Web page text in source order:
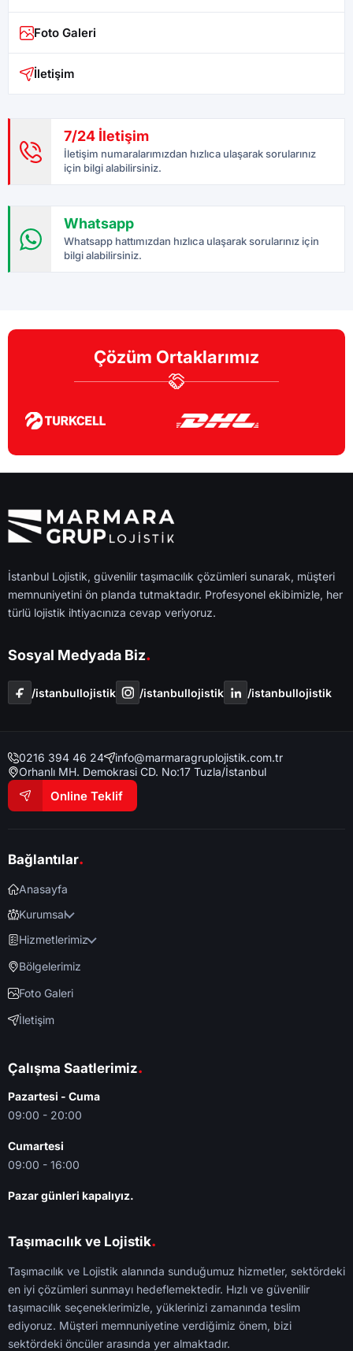
Foto Galeri
İletişim
7/24 İletişim
İletişim numaralarımızdan hızlıca ulaşarak sorularınız
için bilgi alabilirsiniz.
Whatsapp
Whatsapp hattımızdan hızlıca ulaşarak sorularınız için
bilgi alabilirsiniz.
Çözüm Ortaklarımız
İstanbul Lojistik, güvenilir taşımacılık çözümleri sunarak, müşteri
memnuniyetini ön planda tutmaktadır. Profesyonel ekibimizle, her
türlü lojistik ihtiyacınıza cevap veriyoruz.
Sosyal Medyada Biz.
/i̇stanbullojistik /i̇stanbullojistik /i̇stanbullojistik
0216 394 46 24
info@marmaragruplojistik.com.tr
Orhanlı MH. Demokrasi CD. No:17 Tuzla/İstanbul
Online Teklif
Bağlantılar.
Anasayfa
Kurumsal
Hizmetlerimiz
Bölgelerimiz
Foto Galeri
İletişim
Çalışma Saatlerimiz.
Pazartesi - Cuma
09:00 - 20:00
Cumartesi
09:00 - 16:00
Pazar günleri kapalıyız.
Taşımacılık ve Lojistik.
Taşımacılık ve Lojistik alanında sunduğumuz hizmetler, sektördeki
en iyi çözümleri sunmayı hedeflemektedir. Hızlı ve güvenilir
taşımacılık seçeneklerimizle, yüklerinizi zamanında teslim
ediyoruz. Müşteri memnuniyetine verdiğimiz önem, bizi
sektördeki öncüler arasında yer almaktadır.